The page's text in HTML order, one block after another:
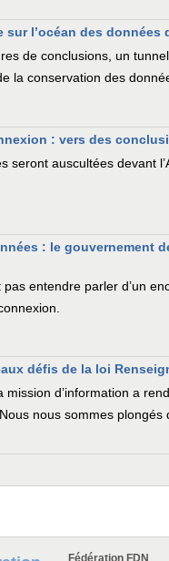
sur l’océan des données
de conclusions, un
la conservation des
: vers des
seront auscultées devant
: le gouvernement
pas entendre parler d’un
défis de la loi
mission d’information a
nous sommes
Fédération FDN